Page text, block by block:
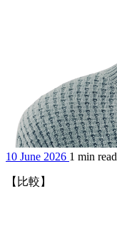
10 June 2026 1 min read
【比較】